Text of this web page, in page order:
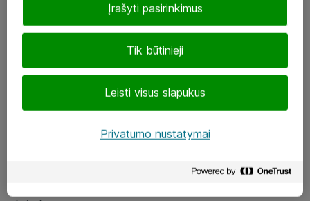
LinkedIn
Tik būtinieji
Leisti visus slapukus
Įrašyti pasirinkimus
Privatumo nustatymai